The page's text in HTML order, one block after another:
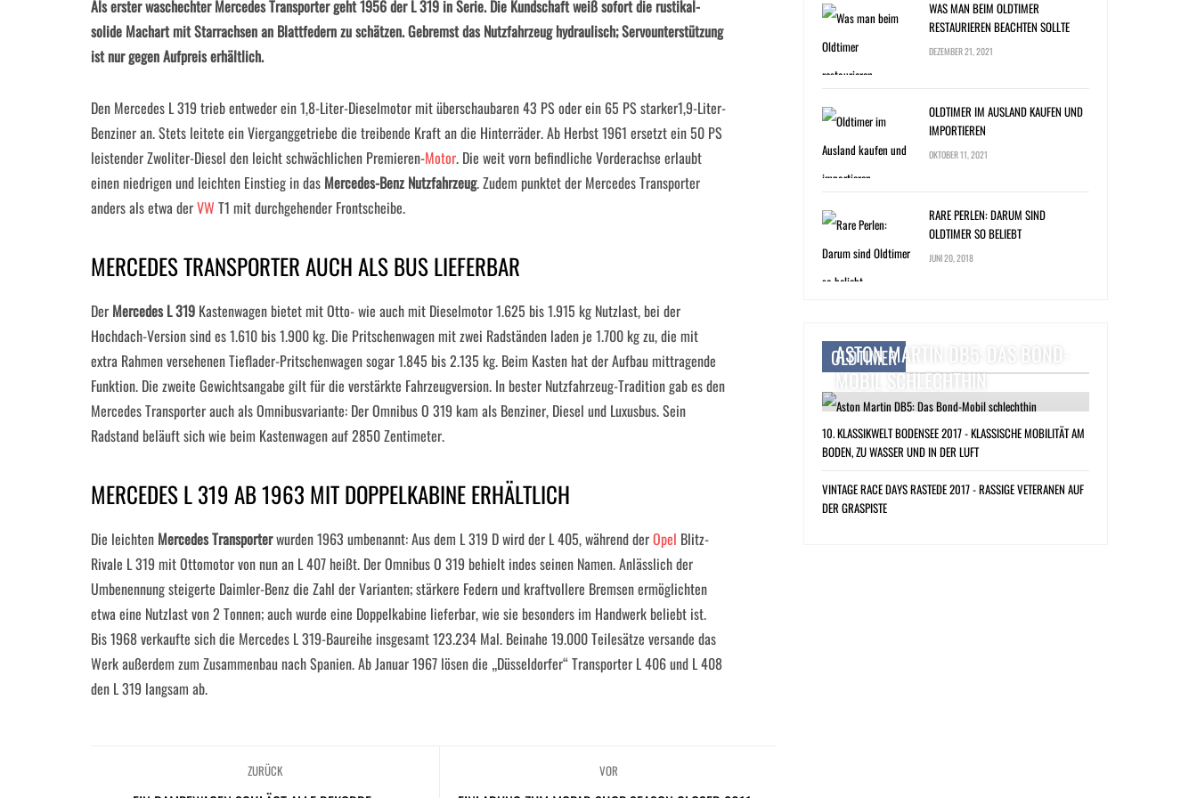
Als erster waschechter Mercedes Transporter geht 1956 der L 319 in Serie. Die Kundschaft weiß sofort die rustikal-
solide Machart mit Starrachsen an Blattfedern zu schätzen. Gebremst das Nutzfahrzeug hydraulisch; Servounterstützung
ist nur gegen Aufpreis erhältlich.
Den Mercedes L 319 trieb entweder ein 1,8-Liter-Dieselmotor mit überschaubaren 43 PS oder ein 65 PS starker1,9-Liter-
Benziner an. Stets leitete ein Vierganggetriebe die treibende Kraft an die Hinterräder. Ab Herbst 1961 ersetzt ein 50 PS
leistender Zwoliter-Diesel den leicht schwächlichen Premieren-Motor. Die weit vorn befindliche Vorderachse erlaubt
einen niedrigen und leichten Einstieg in das Mercedes-Benz Nutzfahrzeug. Zudem punktet der Mercedes Transporter
anders als etwa derVW T1 mit durchgehender Frontscheibe.
MERCEDES TRANSPORTER AUCH ALS BUS LIEFERBAR
Der Mercedes L 319 Kastenwagen bietet mit Otto- wie auch mit Dieselmotor 1.625 bis 1.915 kg Nutzlast, bei der
Hochdach-Version sind es 1.610 bis 1.900 kg. Die Pritschenwagen mit zwei Radständen laden je 1.700 kg zu, die mit
extra Rahmen versehenen Tieflader-Pritschenwagen sogar 1.845 bis 2.135 kg. Beim Kasten hat der Aufbau mittragende
Funktion. Die zweite Gewichtsangabe gilt für die verstärkte Fahrzeugversion. In bester Nutzfahrzeug-Tradition gab es den
Mercedes Transporter auch als Omnibusvariante: Der Omnibus O 319 kam als Benziner, Diesel und Luxusbus. Sein
Radstand beläuft sich wie beim Kastenwagen auf 2850 Zentimeter.
MERCEDES L 319 AB 1963 MIT DOPPELKABINE ERHÄLTLICH
Die leichten Mercedes Transporterwurden 1963 umbenannt: Aus dem L 319 D wird der L 405, während derOpel Blitz-
Rivale L 319 mit Ottomotor von nun an L 407 heißt. Der Omnibus O 319 behielt indes seinen Namen. Anlässlich der
Umbenennung steigerte Daimler-Benz die Zahl der Varianten; stärkere Federn und kraftvollere Bremsen ermöglichten
etwa eine Nutzlast von 2 Tonnen; auch wurde eine Doppelkabine lieferbar, wie sie besonders im Handwerk beliebt ist.
Bis 1968 verkaufte sich die Mercedes L 319-Baureihe insgesamt 123.234 Mal. Beinahe 19.000 Teilesätze versande das
Werk außerdem zum Zusammenbau nach Spanien. Ab Januar 1967 lösen die „Düsseldorfer“ Transporter L 406 und L 408
den L 319 langsam ab.
ZURÜCK VOR
WAS MAN BEIM OLDTIMER
RESTAURIEREN BEACHTEN SOLLTE
DEZEMBER 21, 2021
OLDTIMER IM AUSLAND KAUFEN UND
IMPORTIEREN
OKTOBER 11, 2021
RARE PERLEN: DARUM SIND
OLDTIMER SO BELIEBT
JUNI 20, 2018
OLDTIMER
ASTON MARTIN DB5: DAS BOND-
MOBIL SCHLECHTHIN
10. KLASSIKWELT BODENSEE 2017 - KLASSISCHE MOBILITÄT AM
BODEN, ZU WASSER UND IN DER LUFT
VINTAGE RACE DAYS RASTEDE 2017 - RASSIGE VETERANEN AUF
DER GRASPISTE